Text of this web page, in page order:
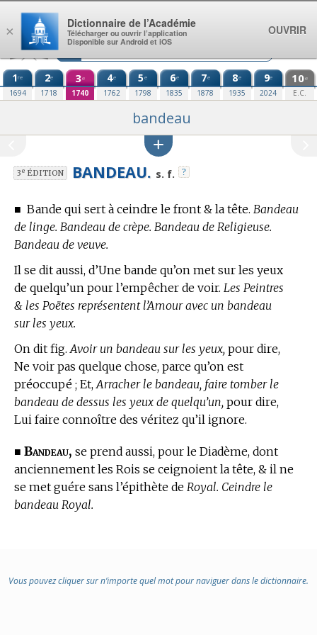
Aller au contenu
1re
1694
2e
1718
3e
1740
4e
1762
5e
1798
6e
1835
7e
1878
8e
1935
9e
2024
10e
E.C.
bandeau
3eÉDITION BANDEAU. s. f. ?
■ Bande qui sert à ceindre le front & la tête. Bandeau
de linge. Bandeau de crèpe. Bandeau de Religieuse.
Bandeau de veuve.
Il se dit aussi, d’Une bande qu’on met sur les yeux
de quelqu’un pour l’empêcher de voir. Les Peintres
& les Poëtes représentent l’Amour avec un bandeau
sur les yeux.
On dit fig. Avoir un bandeau sur les yeux, pour dire,
Ne voir pas quelque chose, parce qu’on est
préoccupé ; Et, Arracher le bandeau, faire tomber le
bandeau de dessus les yeux de quelqu’un, pour dire,
Lui faire connoître des véritez qu’il ignore.
■ Bandeau, se prend aussi, pour le Diadème, dont
anciennement les Rois se ceignoient la tête, & il ne
se met guére sans l’épithète de Royal. Ceindre le
bandeau Royal.
Vous pouvez cliquer sur n’importe quel mot pour naviguer dans le dictionnaire.
×
Dictionnaire de l’Académie
Télécharger ou ouvrir l’application
Disponible sur Android et iOS
OUVRIR